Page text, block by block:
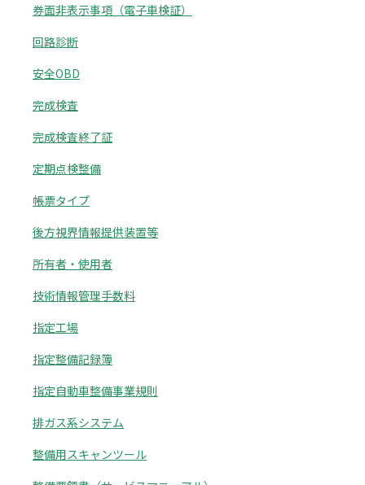
券面非表示事項（電子車検証）
回路診断
安全OBD
完成検査
完成検査終了証
定期点検整備
帳票タイプ
後方視界情報提供装置等
所有者・使用者
技術情報管理手数料
指定工場
指定整備記録簿
指定自動車整備事業規則
排ガス系システム
整備用スキャンツール